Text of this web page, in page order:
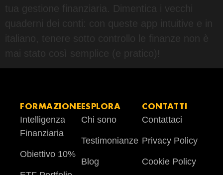
tua gestione finanziaria. Dimentica i vecchi
quaderni dei conti: con queste app intuitive e in
italiano, tenere sotto controllo le finanze non è
mai stato così semplice (e pratico)!
FORMAZIONE
Intelligenza
Finanziaria
Obiettivo 10%
ESPLORA
Chi sono
Testimonianze
Blog
CONTATTI
Contattaci
Privacy Policy
Cookie Policy